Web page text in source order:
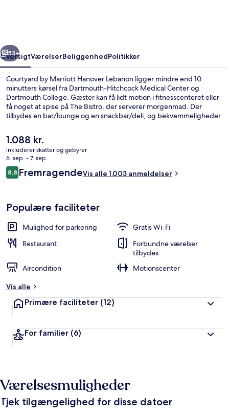
Næste
53+
OversigtVærelserBeliggenhedPolitikker
Courtyard by Marriott Hanover Lebanon ligger mindre end 10
minutters kørsel fra Dartmouth-Hitchcock Medical Center og
Dartmouth College. Gæster kan få lidt motion i fitnesscenteret eller
få noget at spise på The Bistro, der serverer morgenmad. Der
tilbydes en bar/lounge og en snackbar/deli, og bekvemmeligheder
med stedets hjælpsomme personale.
Den
nuværende
pris
er
1.088 kr.
1.088 kr.
inkluderer skatter og gebyrer
6. sep. - 7. sep.
Anmeldelser
8,88,8 ud af 10.
FremragendeVis alle 1.003 anmeldelser
Populære faciliteter
Mulighed for parkering
Gratis Wi-Fi
Restaurant
Forbundne værelser
tilbydes
Aircondition
Motionscenter
Vis alle
Primære faciliteter (12)
For familier (6)
Værelsesmuligheder
Tjek tilgængelighed for disse datoer